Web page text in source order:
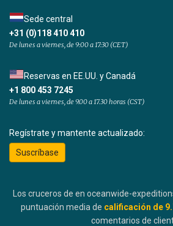
Sede central
+31 (0)118 410 410
De lunes a viernes, de 9:00 a 17:30 (CET)
Reservas en EE.UU. y Canadá
+1 800 453 7245
De lunes a viernes, de 9.00 a 17.30 horas (CST)
Regístrate y mantente actualizado:
Suscríbase
Los cruceros de en oceanwide-
puntuación media de calificación de
comentarios de